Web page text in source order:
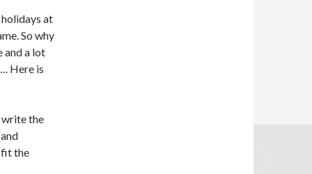
at
So why
and a lot
Here is
write the
fit the